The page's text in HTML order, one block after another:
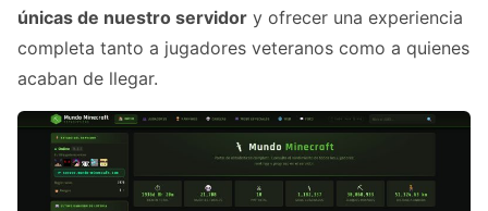
únicas de nuestro servidor y ofrecer una experiencia
completa tanto a jugadores veteranos como a quienes
acaban de llegar.